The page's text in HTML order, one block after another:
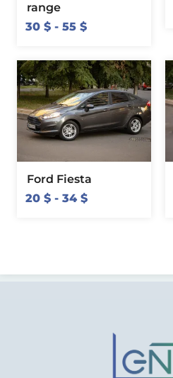
range
30 $ - 55 $
Ford Fiesta
20 $ - 34 $